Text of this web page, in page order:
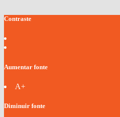
Contraste
Aumentar fonte
A+
Diminuir fonte